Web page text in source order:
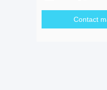
Contact